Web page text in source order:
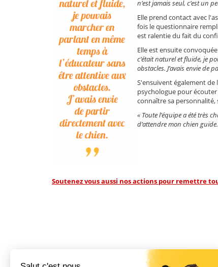
n’est jamais seul, c’est un
Elle prend contact avec
fois le questionnaire
est ralentie du fait du
Elle est ensuite
c’était naturel et fluide, je
obstacles. J’avais envie de
S'ensuivent également de
psychologue pour
connaître sa
« Toute l’équipe a été très
d’attendre mon chien
Soutenez vous aussi nos actions pour remettre